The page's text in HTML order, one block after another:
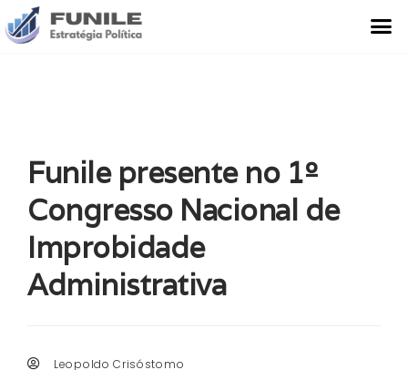
Funile presente no 1º
Congresso Nacional de
Improbidade
Administrativa
Leopoldo Crisóstomo